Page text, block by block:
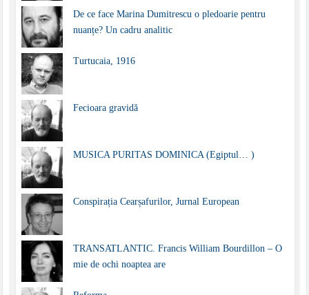
De ce face Marina Dumitrescu o pledoarie pentru
nuanțe? Un cadru analitic
Turtucaia, 1916
Fecioara gravidă
MUSICA PURITAS DOMINICA (Egiptul… )
Conspirația Cearșafurilor, Jurnal European
TRANSATLANTIC. Francis William Bourdillon – O
mie de ochi noaptea are